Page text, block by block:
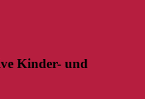
Kinder- und